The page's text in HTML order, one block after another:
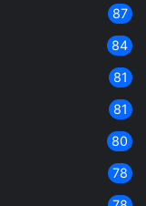
87
84
81
81
80
78